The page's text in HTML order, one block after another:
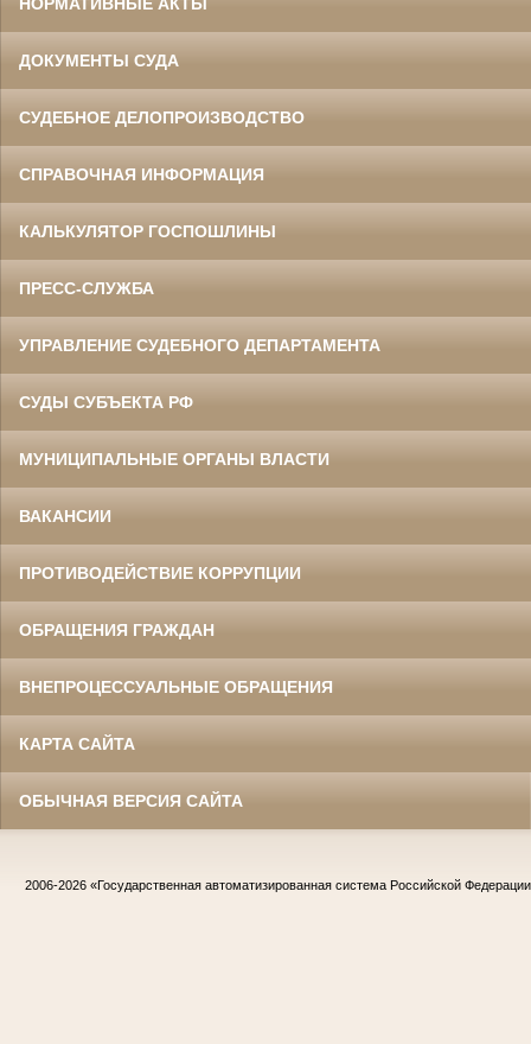
НОРМАТИВНЫЕ АКТЫ
ДОКУМЕНТЫ СУДА
СУДЕБНОЕ ДЕЛОПРОИЗВОДСТВО
СПРАВОЧНАЯ ИНФОРМАЦИЯ
КАЛЬКУЛЯТОР ГОСПОШЛИНЫ
ПРЕСС-СЛУЖБА
УПРАВЛЕНИЕ СУДЕБНОГО ДЕПАРТАМЕНТА
СУДЫ СУБЪЕКТА РФ
МУНИЦИПАЛЬНЫЕ ОРГАНЫ ВЛАСТИ
ВАКАНСИИ
ПРОТИВОДЕЙСТВИЕ КОРРУПЦИИ
ОБРАЩЕНИЯ ГРАЖДАН
ВНЕПРОЦЕССУАЛЬНЫЕ ОБРАЩЕНИЯ
КАРТА САЙТА
ОБЫЧНАЯ ВЕРСИЯ САЙТА
2006-2026 «Государственная автоматизированная система Российской